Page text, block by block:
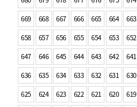
669
668 667 666 665 664 663
658
657 656 655 654 653 652
647
646 645 644 643 642 641
636
635 634 633 632 631 630
625
624 623 622 621 620 619